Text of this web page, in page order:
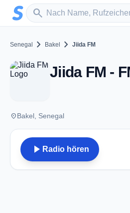
Zum Hauptinhalt springen
search
Sender suchen
Senegal chevron_right Bakel chevron_right Jiida FM
placeBakel, Senegal
play_arrow Radio hören